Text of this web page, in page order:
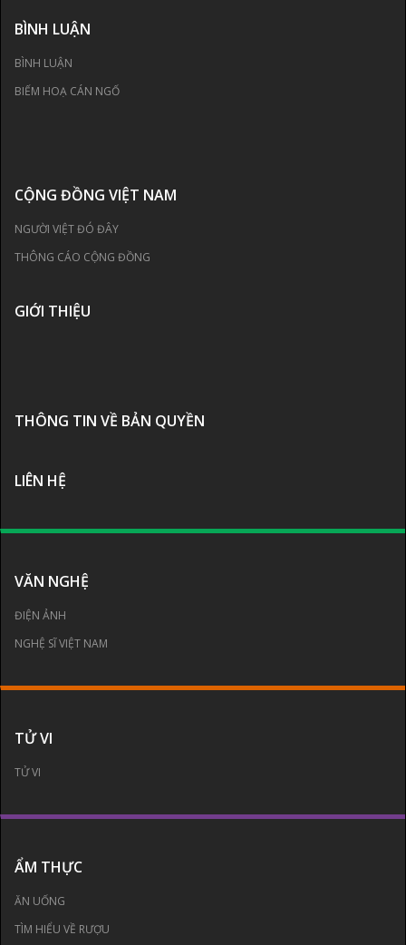
BÌNH LUẬN
BÌNH LUẬN
BIẾM HOẠ CÁN NGỐ
CỘNG ĐỒNG VIỆT NAM
NGƯỜI VIỆT ĐÓ ĐÂY
THÔNG CÁO CỘNG ĐỒNG
GIỚI THIỆU
THÔNG TIN VỀ BẢN QUYỀN
LIÊN HỆ
VĂN NGHỆ
ĐIỆN ẢNH
NGHỆ SĨ VIỆT NAM
TỬ VI
TỬ VI
ẨM THỰC
ĂN UỐNG
TÌM HIỂU VỀ RƯỢU